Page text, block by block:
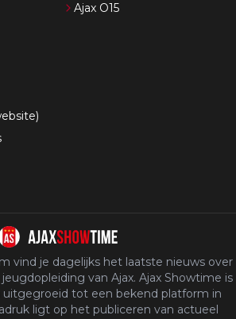
Ajax O15
vind je dagelijks het laatste nieuws over
van Ajax. Ajax Showtime is
uitgegroeid tot een bekend platform in
ligt op het publiceren van actueel